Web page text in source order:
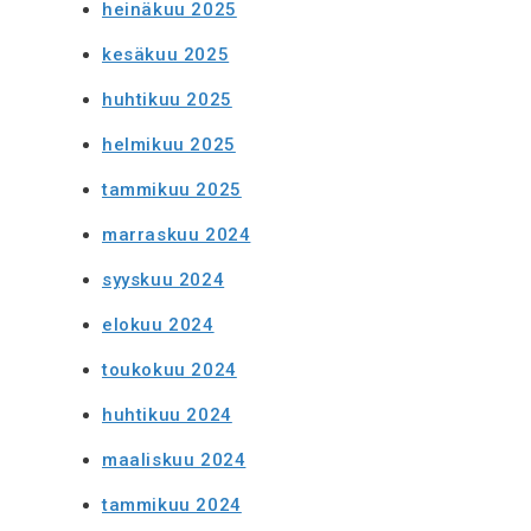
heinäkuu 2025
kesäkuu 2025
huhtikuu 2025
helmikuu 2025
tammikuu 2025
marraskuu 2024
syyskuu 2024
elokuu 2024
toukokuu 2024
huhtikuu 2024
maaliskuu 2024
tammikuu 2024